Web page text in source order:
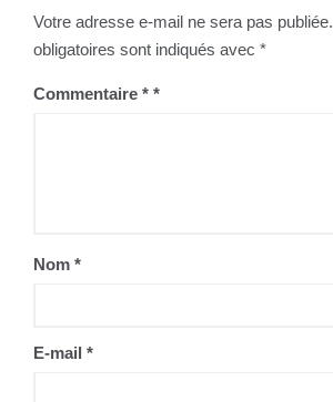
Votre adresse e-mail ne sera pas publiée.
obligatoires sont indiqués avec *
Commentaire *
Nom *
E-mail *